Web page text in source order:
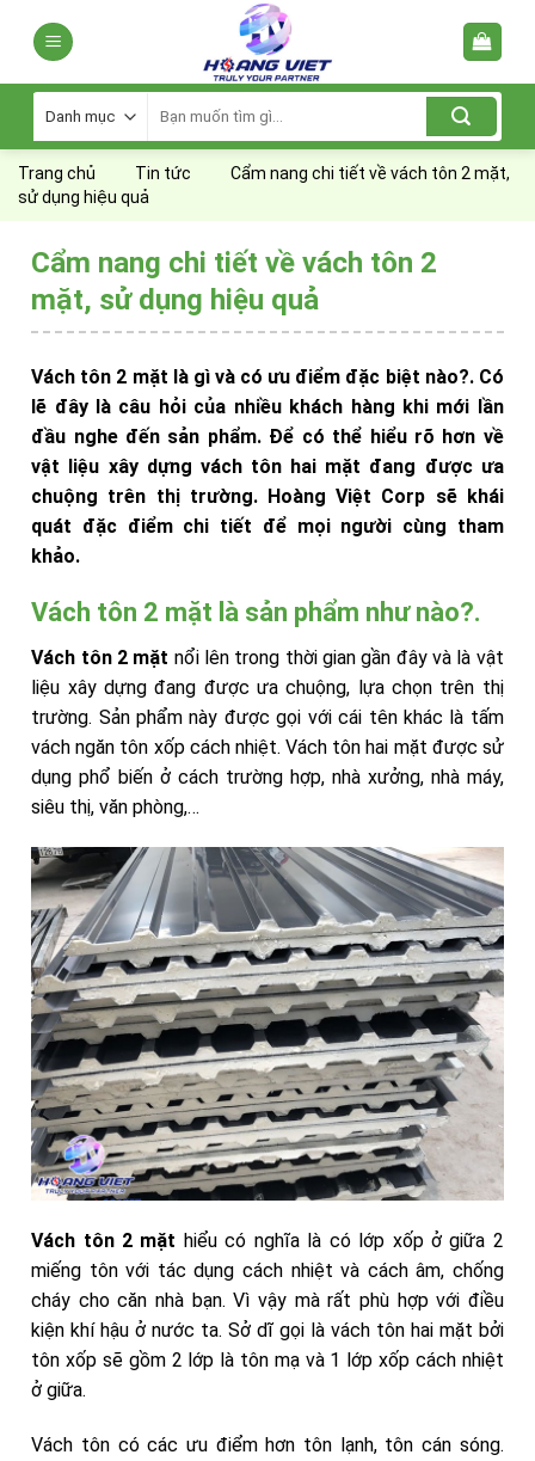
kiếm:
Trang chủ Tin tức
Cẩm nang chi tiết về vách tôn 2 mặt,
sử dụng hiệu quả
Cẩm nang chi tiết về vách tôn 2
mặt, sử dụng hiệu quả
Vách tôn 2 mặt là gì và có ưu điểm đặc biệt nào?. Có
lẽ đây là câu hỏi của nhiều khách hàng khi mới lần
đầu nghe đến sản phẩm. Để có thể hiểu rõ hơn về
vật liệu xây dựng vách tôn hai mặt đang được ưa
chuộng trên thị trường. Hoàng Việt Corp sẽ khái
quát đặc điểm chi tiết để mọi người cùng tham
khảo.
Vách tôn 2 mặt là sản phẩm như nào?.
Vách tôn 2 mặt nổi lên trong thời gian gần đây và là vật
liệu xây dựng đang được ưa chuộng, lựa chọn trên thị
trường. Sản phẩm này được gọi với cái tên khác là tấm
vách ngăn tôn xốp cách nhiệt. Vách tôn hai mặt được sử
dụng phổ biến ở cách trường hợp, nhà xưởng, nhà máy,
siêu thị, văn phòng,…
Vách tôn 2 mặt hiểu có nghĩa là có lớp xốp ở giữa 2
miếng tôn với tác dụng cách nhiệt và cách âm, chống
cháy cho căn nhà bạn. Vì vậy mà rất phù hợp với điều
kiện khí hậu ở nước ta. Sở dĩ gọi là vách tôn hai mặt bởi
tôn xốp sẽ gồm 2 lớp là tôn mạ và 1 lớp xốp cách nhiệt
ở giữa.
Vách tôn có các ưu điểm hơn tôn lạnh, tôn cán sóng.